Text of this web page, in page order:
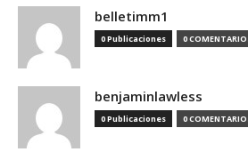
belletimm1
0 Publicaciones 0
benjaminlawless
0 Publicaciones 0